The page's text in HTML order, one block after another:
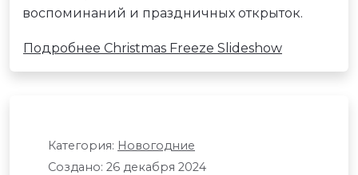
воспоминаний и праздничных открыток.
Подробнее Christmas Freeze Slideshow
Категория: Новогодние
Создано: 26 декабря 2024